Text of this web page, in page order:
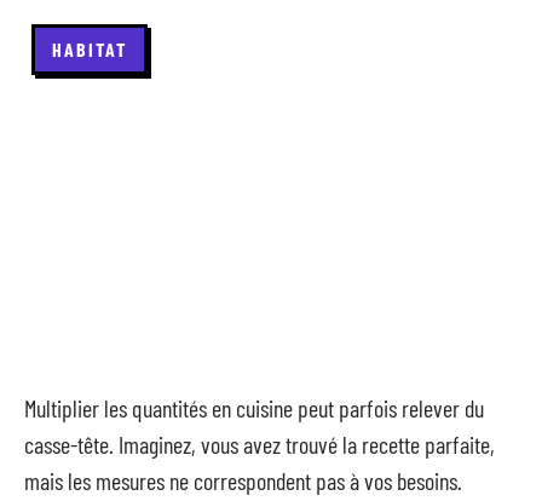
HABITAT
Multiplier les quantités en cuisine peut parfois relever du
casse-tête. Imaginez, vous avez trouvé la recette parfaite,
mais les mesures ne correspondent pas à vos besoins.